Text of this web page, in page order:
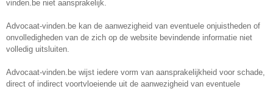
vinden.be niet aansprakelijk.
Advocaat-vinden.be kan de aanwezigheid van eventuele onjuistheden of
onvolledigheden van de zich op de website bevindende informatie niet
volledig uitsluiten.
Advocaat-vinden.be wijst iedere vorm van aansprakelijkheid voor schade,
direct of indirect voortvloeiende uit de aanwezigheid van eventuele